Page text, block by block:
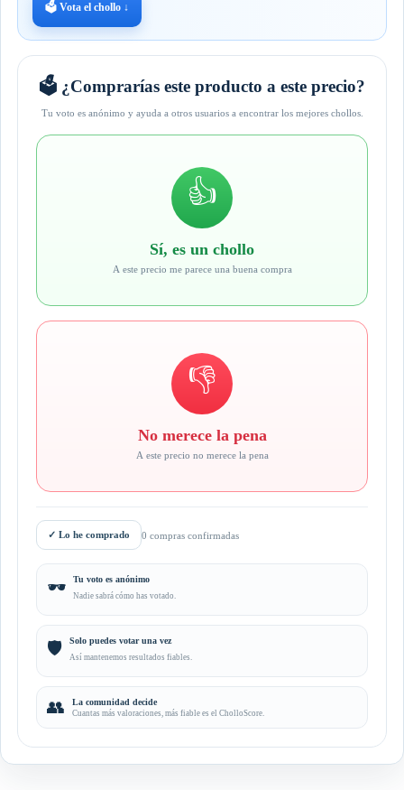
🗳️ Vota el chollo ↓
🗳️ ¿Comprarías este producto a este precio?
Tu voto es anónimo y ayuda a otros usuarios a encontrar los mejores chollos.
👍
Sí, es un chollo
A este precio me parece una buena compra
👎
No merece la pena
A este precio no merece la pena
✓ Lo he comprado 0 compras confirmadas
🕶️ Tu voto es anónimo
Nadie sabrá cómo has votado.
🛡️ Solo puedes votar una vez
Así mantenemos resultados fiables.
👥 La comunidad decide
Cuantas más valoraciones, más fiable es el CholloScore.